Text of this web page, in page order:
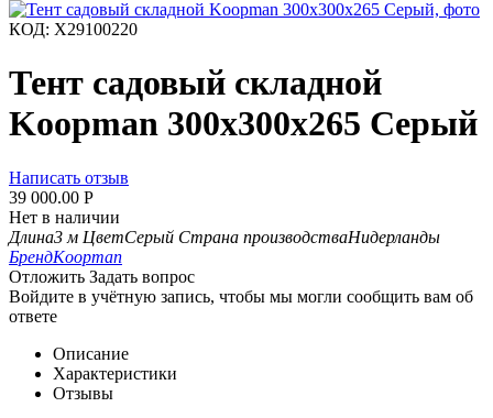
КОД: X29100220
Тент садовый складной
Koopman 300x300x265 Серый
Написать отзыв
39 000.00 Р
Нет в наличии
Длина3 м ЦветСерый Страна производстваНидерланды
БрендKoopman
Отложить Задать вопрос
Войдите в учётную запись, чтобы мы могли сообщить вам об
ответе
Описание
Характеристики
Отзывы